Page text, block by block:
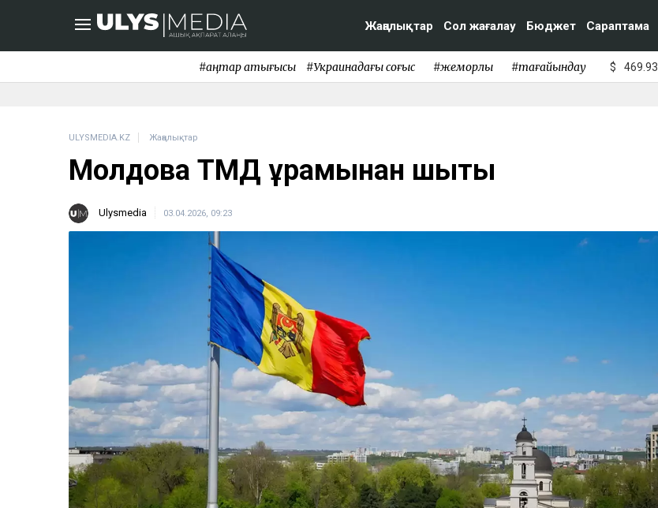
Жаңалықтар Сол жағалау Бюджет Сараптама
#қаңтар қақтығысы #Украинадағы соғыс #жемқорлық #тағайындау $ 469.93
ULYSMEDIA.KZ Жаңалықтар
Молдова ТМД құрамынан шықты
Ulysmedia 03.04.2026, 09:23